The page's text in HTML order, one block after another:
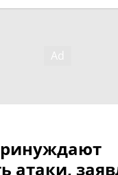
атаки,